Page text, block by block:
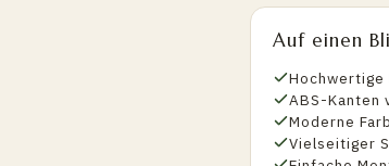
Auf einen
Hochwertige
ABS-
Moderne
Vielseitiger